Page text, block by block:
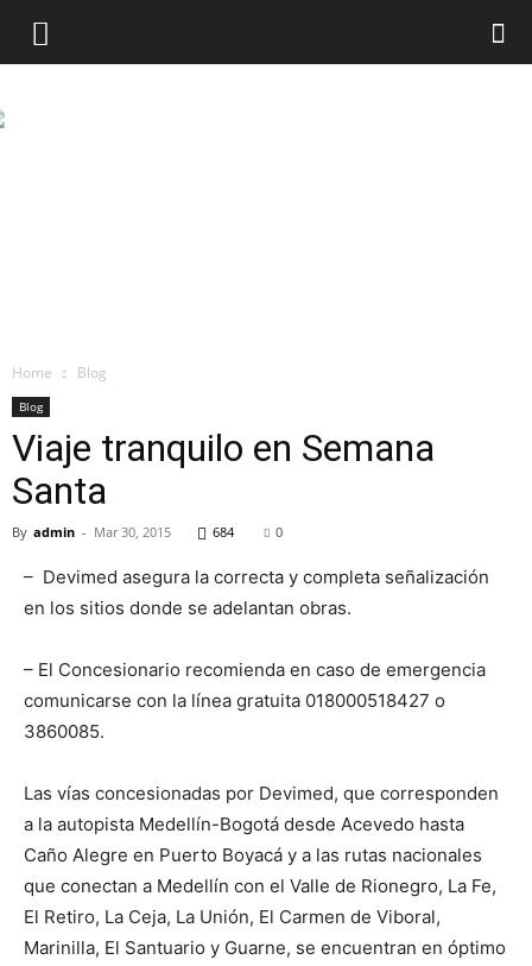
Home Blog
Blog
Viaje tranquilo en Semana
Santa
By admin - Mar 30, 2015 684 0
– Devimed asegura la correcta y completa señalización
en los sitios donde se adelantan obras.
– El Concesionario recomienda en caso de emergencia
comunicarse con la línea gratuita 018000518427 o
3860085.
Las vías concesionadas por Devimed, que corresponden
a la autopista Medellín-Bogotá desde Acevedo hasta
Caño Alegre en Puerto Boyacá y a las rutas nacionales
que conectan a Medellín con el Valle de Rionegro, La Fe,
El Retiro, La Ceja, La Unión, El Carmen de Viboral,
Marinilla, El Santuario y Guarne, se encuentran en óptimo